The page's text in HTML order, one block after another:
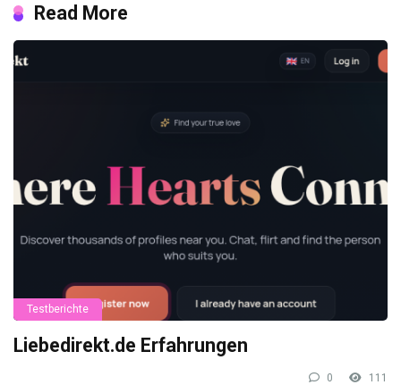
Read More
Testberichte
Liebedirekt.de Erfahrungen
0 111